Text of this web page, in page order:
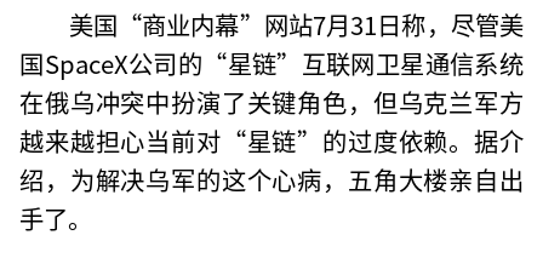
美国“商业内幕”网站7月31日称，尽管美
国SpaceX公司的“星链”互联网卫星通信系统
在俄乌冲突中扮演了关键角色，但乌克兰军方
越来越担心当前对“星链”的过度依赖。据介
绍，为解决乌军的这个心病，五角大楼亲自出
手了。